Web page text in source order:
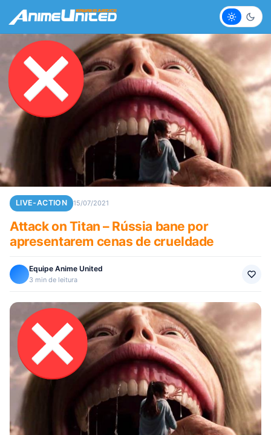
Claro
LIVE-ACTION 15/07/2021
Attack on Titan – Rússia bane por
apresentarem cenas de crueldade
Equipe Anime United
3 min de leitura